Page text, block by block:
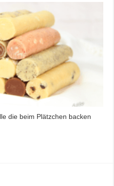
die beim Plätzchen backen